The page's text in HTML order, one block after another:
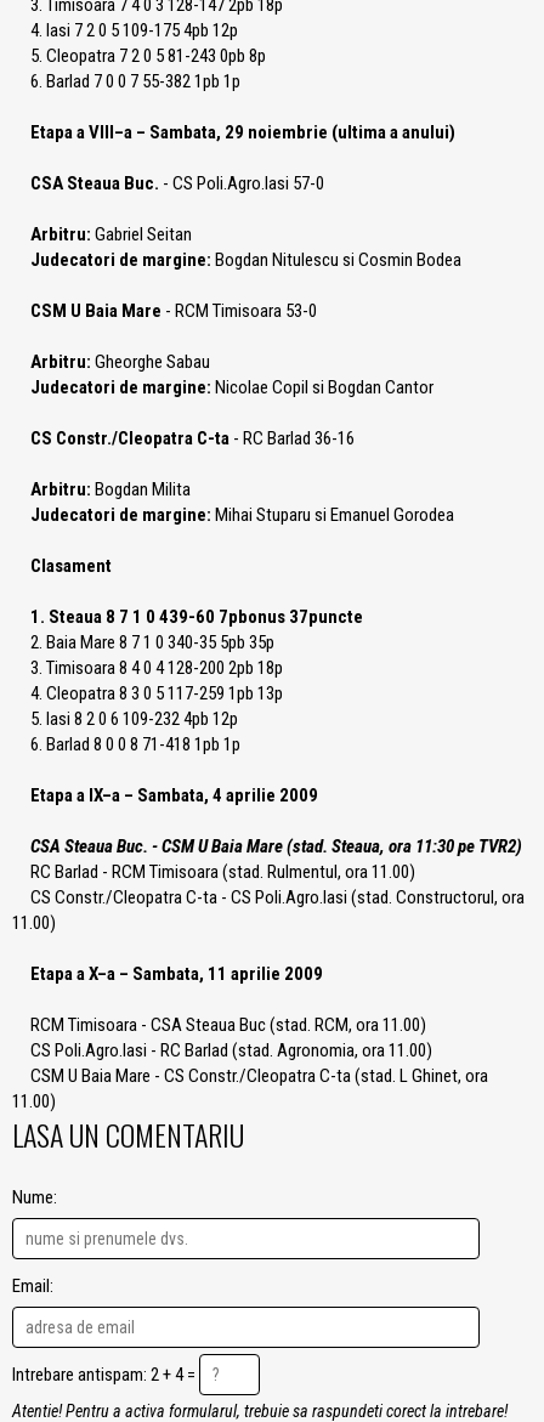
3. Timisoara 7 4 0 3 128-147 2pb 18p
4. Iasi 7 2 0 5 109-175 4pb 12p
5. Cleopatra 7 2 0 5 81-243 0pb 8p
6. Barlad 7 0 0 7 55-382 1pb 1p
Etapa a VIII–a – Sambata, 29 noiembrie (ultima a anului)
CSA Steaua Buc. - CS Poli.Agro.Iasi 57-0
Arbitru: Gabriel Seitan
Judecatori de margine: Bogdan Nitulescu si Cosmin Bodea
CSM U Baia Mare - RCM Timisoara 53-0
Arbitru: Gheorghe Sabau
Judecatori de margine: Nicolae Copil si Bogdan Cantor
CS Constr./Cleopatra C-ta - RC Barlad 36-16
Arbitru: Bogdan Milita
Judecatori de margine: Mihai Stuparu si Emanuel Gorodea
Clasament
1. Steaua 8 7 1 0 439-60 7pbonus 37puncte
2. Baia Mare 8 7 1 0 340-35 5pb 35p
3. Timisoara 8 4 0 4 128-200 2pb 18p
4. Cleopatra 8 3 0 5 117-259 1pb 13p
5. Iasi 8 2 0 6 109-232 4pb 12p
6. Barlad 8 0 0 8 71-418 1pb 1p
Etapa a IX–a – Sambata, 4 aprilie 2009
CSA Steaua Buc. - CSM U Baia Mare (stad. Steaua, ora 11:30 pe TVR2)
RC Barlad - RCM Timisoara (stad. Rulmentul, ora 11.00)
CS Constr./Cleopatra C-ta - CS Poli.Agro.Iasi (stad. Constructorul, ora
11.00)
Etapa a X–a – Sambata, 11 aprilie 2009
RCM Timisoara - CSA Steaua Buc (stad. RCM, ora 11.00)
CS Poli.Agro.Iasi - RC Barlad (stad. Agronomia, ora 11.00)
CSM U Baia Mare - CS Constr./Cleopatra C-ta (stad. L Ghinet, ora
11.00)
LASA UN COMENTARIU
Nume:
Email:
Intrebare antispam: 2 + 4 =
Atentie! Pentru a activa formularul, trebuie sa raspundeti corect la intrebare!